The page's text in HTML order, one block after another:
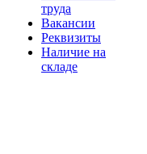
труда
Вакансии
Реквизиты
Наличие на
складе